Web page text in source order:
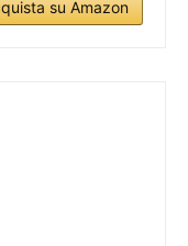
su Amazon